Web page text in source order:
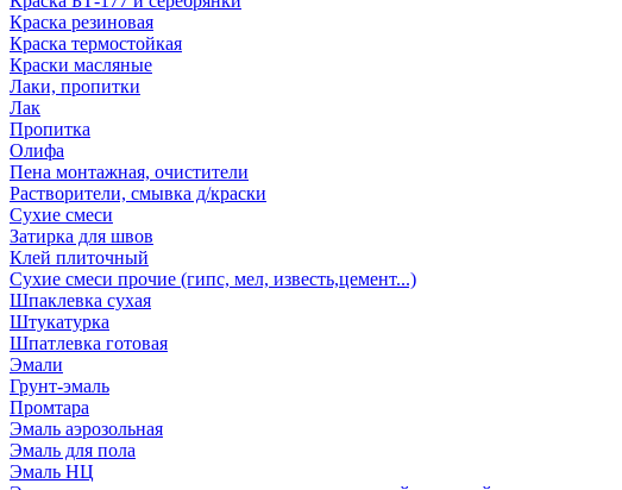
Краска резиновая
Краска термостойкая
Краски масляные
Лаки, пропитки
Лак
Пропитка
Олифа
Пена монтажная, очистители
Растворители, смывка д/краски
Сухие смеси
Затирка для швов
Клей плиточный
Сухие смеси прочие (гипс, мел, известь,цемент...)
Шпаклевка сухая
Штукатурка
Шпатлевка готовая
Эмали
Грунт-эмаль
Промтара
Эмаль аэрозольная
Эмаль для пола
Эмаль НЦ